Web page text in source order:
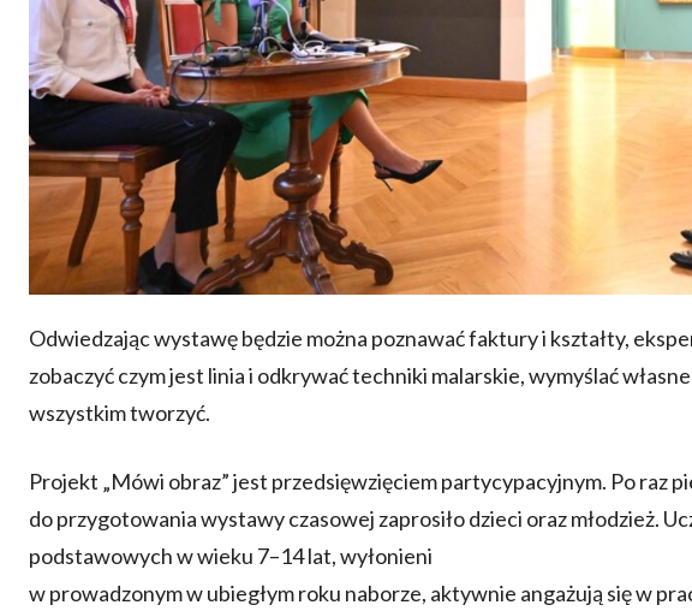
Odwiedzając wystawę będzie można poznawać faktury i kształty,
zobaczyć czym jest linia i odkrywać techniki malarskie, wymyślać
wszystkim tworzyć.
Projekt „Mówi obraz” jest przedsięwzięciem partycypacyjnym. Po raz
do przygotowania wystawy czasowej zaprosiło dzieci oraz młodzież.
podstawowych w wieku 7–14 lat, wyłonieni
w prowadzonym w ubiegłym roku naborze, aktywnie angażują się w